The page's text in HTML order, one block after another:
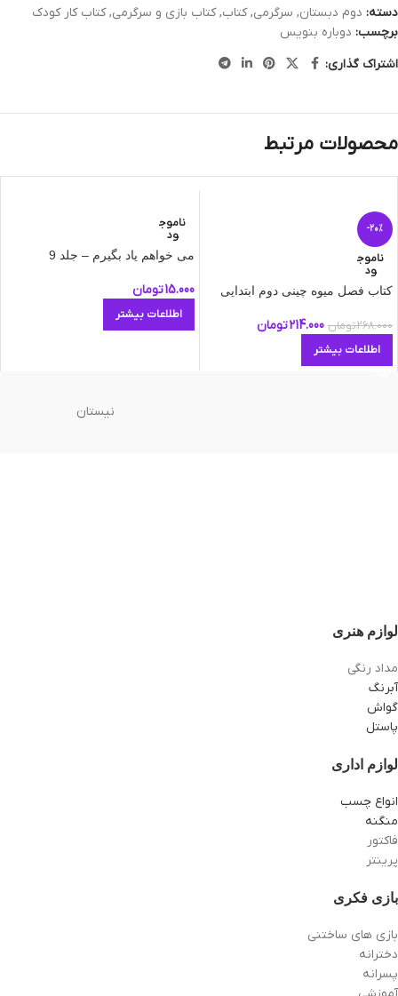
دسته: دوم دبستان, سرگرمی, کتاب, کتاب بازی و سرگرمی, کتاب کار کودک
برچسب: دوباره بنویس
اشتراک گذاری:
محصولات مرتبط
-20%
ناموج
ود
کتاب فصل میوه چینی دوم ابتدایی
268.000تومان 214.000تومان
اطلاعات بیشتر
ناموج
ود
می خواهم یاد بگیرم – جلد 9
15.000تومان
اطلاعات بیشتر
نیستان
لوازم هنری
مداد رنگی
آبرنگ
گواش
پاستل
لوازم اداری
انواع چسب
منگنه
فاکتور
پرینتر
بازی فکری
بازی های ساختنی
دخترانه
پسرانه